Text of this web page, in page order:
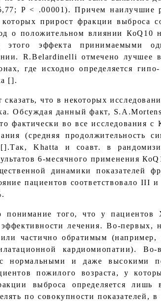
P < .00001). Причем наилучшие
прирост фракции выброса
о положительном влиянии КоQ10
эффекта принимаемыми
R.Belardinelli отмечено лучшее
где исходно определяется
[].
сказать, что в некоторых
Обсуждая данный факт,
фактически во все исследования
(средняя
Khatta и соавт. в
6-месячного применения
динамики показателей
пациентов соответствовало
понимание того, что у
лечения. Во-первых,
частично обратимым
кардиомиопатии). Во-
нормальными и даже высокими
пожилого возраста, у
выброса определяется лишь
по совокупности показателей,